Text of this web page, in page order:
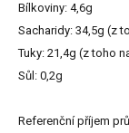
Bílkoviny: 4,6g
Sacharidy: 34,5g (z
Tuky: 21,4g (z toho
Sůl: 0,2g
Referenční příjem